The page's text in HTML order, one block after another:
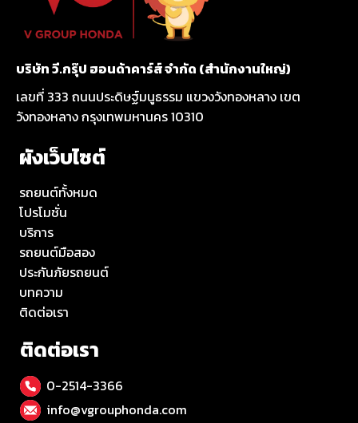
บริษัท วี.กรุ๊ป ฮอนด้าคาร์ส์ จำกัด (สำนักงานใหญ่)
เลขที่ 333 ถนนประดิษฐ์มนูธรรม แขวงวังทองหลาง เขต
วังทองหลาง กรุงเทพมหานคร 10310
ผังเว็บไซต์
รถยนต์ทั้งหมด
โปรโมชั่น
บริการ
รถยนต์มือสอง
ประกันภัยรถยนต์
บทความ
ติดต่อเรา
ติดต่อเรา
0-2514-3366
info@vgrouphonda.com